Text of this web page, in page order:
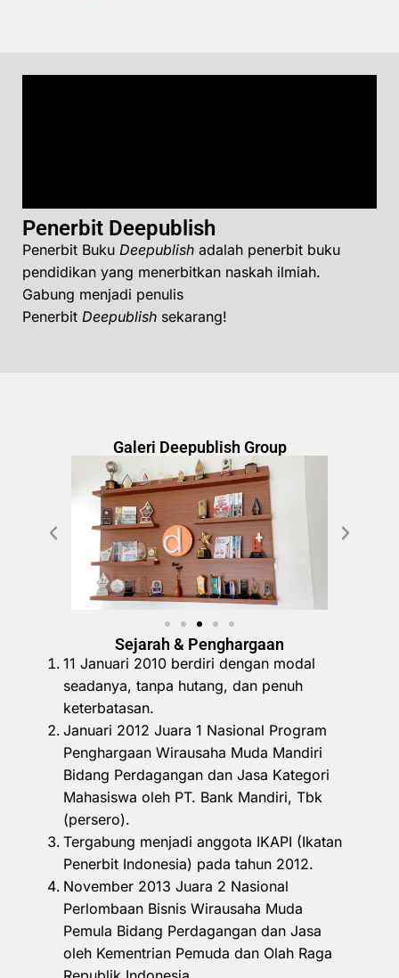
Penerbit Deepublish
Penerbit Buku Deepublish adalah penerbit buku
pendidikan yang menerbitkan naskah ilmiah.
Gabung menjadi penulis
Penerbit Deepublish sekarang!
Galeri Deepublish Group
Sejarah & Penghargaan
11 Januari 2010 berdiri dengan modal
seadanya, tanpa hutang, dan penuh
keterbatasan.
Januari 2012 Juara 1 Nasional Program
Penghargaan Wirausaha Muda Mandiri
Bidang Perdagangan dan Jasa Kategori
Mahasiswa oleh PT. Bank Mandiri, Tbk
(persero).
Tergabung menjadi anggota IKAPI (Ikatan
Penerbit Indonesia) pada tahun 2012.
November 2013 Juara 2 Nasional
Perlombaan Bisnis Wirausaha Muda
Pemula Bidang Perdagangan dan Jasa
oleh Kementrian Pemuda dan Olah Raga